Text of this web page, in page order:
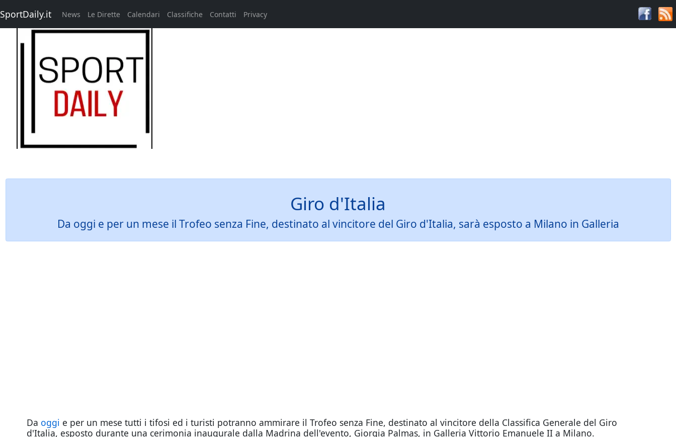
SportDaily.it News Le Dirette Calendari Classifiche Contatti Privacy
Giro d'Italia
Da oggi e per un mese il Trofeo senza Fine, destinato al vincitore del Giro d'Italia, sarà esposto a Milano in Galleria
Da oggi e per un mese tutti i tifosi ed i turisti potranno ammirare il Trofeo senza Fine, destinato al vincitore della Classifica Generale del Giro
d'Italia, esposto durante una cerimonia inaugurale dalla Madrina dell'evento, Giorgia Palmas, in Galleria Vittorio Emanuele II a Milano.